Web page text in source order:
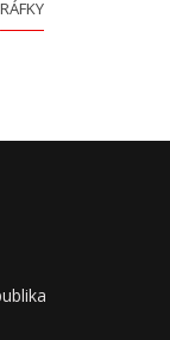
RÁFKY